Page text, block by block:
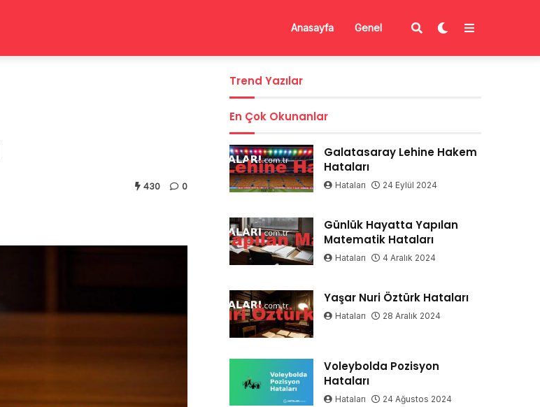
Anasayfa Genel
430 0
Trend Yazılar
En Çok Okunanlar
Galatasaray Lehine Hakem
Hataları
Hataları 24 Eylül 2024
Günlük Hayatta Yapılan
Matematik Hataları
Hataları 4 Aralık 2024
Yaşar Nuri Öztürk Hataları
Hataları 28 Aralık 2024
Voleybolda Pozisyon
Hataları
Hataları 24 Ağustos 2024